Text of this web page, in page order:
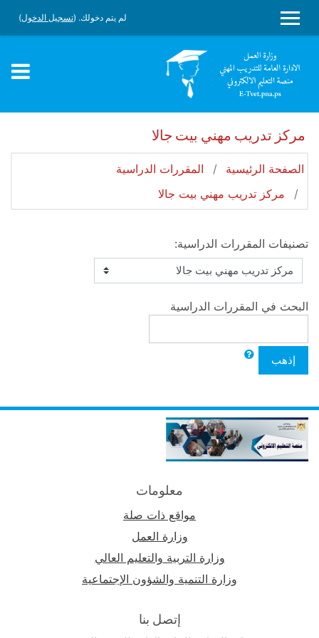
واجهة جانبية
لم يتم دخولك. (تسجيل الدخول)
مركز تدريب مهني بيت جالا
الصفحة الرئيسية
المقررات الدراسية
مركز تدريب مهني بيت جالا
تصنيفات المقررات الدراسية:
البحث في المقررات الدراسية
إذهب
معلومات
مواقع ذات صلة
وزارة العمل
وزارة التربية والتعليم العالي
وزارة التنمية والشؤون الإجتماعية
إتصل بنا